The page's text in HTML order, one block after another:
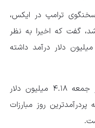
ترامپ در ایکس،
گفت که اخیرا به نظر
که کارزار انتخاباتی او ۷.۱ میلیون دلار درآمد داشته
چونگ گفت که ترامپ تنها در روز جمعه ۴.۱۸ میلیون دلار
روز مبارزات